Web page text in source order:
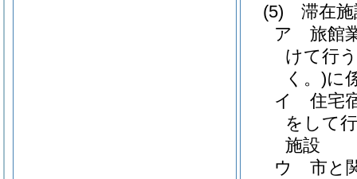
(5)
滞在
ア
旅館
けて行
く。)に
イ
住宅
をして
施設
ウ
市と